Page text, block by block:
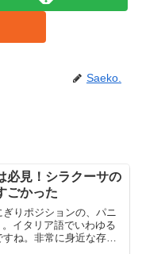
Saeko.
必見！シラクーサの
ごかった
ぎりポジションの、パニ
イタリア語でいわゆる
ね。非常に身近な存在